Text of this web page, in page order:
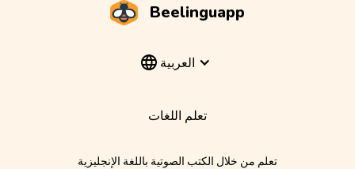
Beelinguapp
العربية
تعلم اللغات
تعلم من خلال الكتب الصوتية باللغة الإنجليزية